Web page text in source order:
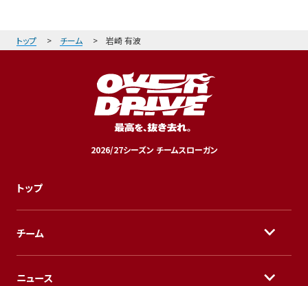
トップ チーム 岩崎 有波
2026/27シーズン チームスローガン
トップ
チーム
ニュース